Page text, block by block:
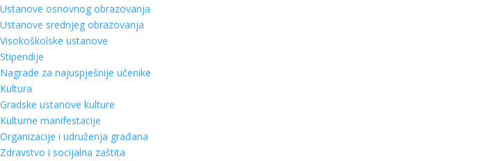
Ustanove osnovnog obrazovanja
Ustanove srednjeg obrazovanja
Visokoškolske ustanove
Stipendije
Nagrade za najuspješnije učenike
Kultura
Gradske ustanove kulture
Kulturne manifestacije
Organizacije i udruženja građana
Zdravstvo i socijalna zaštita